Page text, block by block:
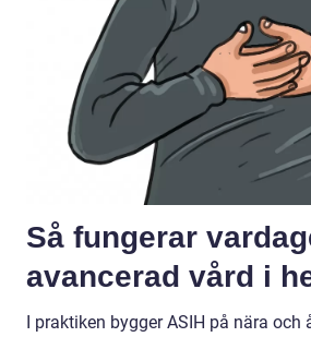
Så fungerar
avancerad vård i
I praktiken bygger ASIH på nära